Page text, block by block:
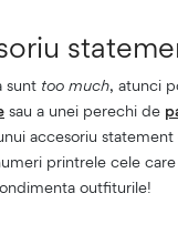
sunt too much, atunci
sau a unei perechi de
accesoriu
printrele cele
outfiturile!